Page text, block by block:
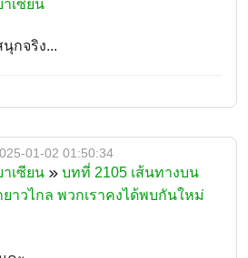
เซียน
กจริง...
01-02 01:50:34
เซียน
บทที่ 2105 เส้นทางบน
าวไกล พวกเราคงได้พบกันใหม่